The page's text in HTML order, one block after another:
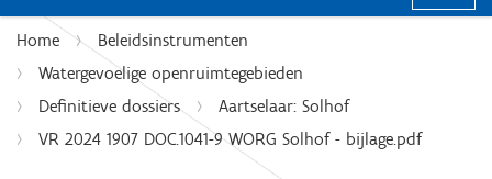
Home
Beleidsinstrumenten
Watergevoelige openruimtegebieden
Definitieve dossiers
Aartselaar: Solhof
VR 2024 1907 DOC.1041-9 WORG Solhof - bijlage.pdf